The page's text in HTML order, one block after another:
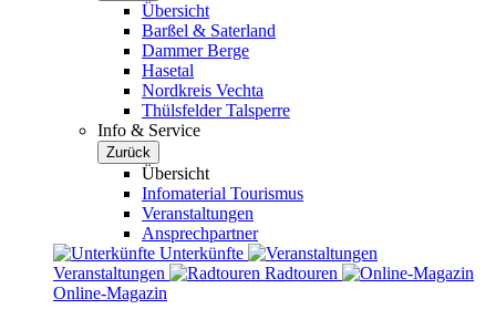
Übersicht
Barßel & Saterland
Dammer Berge
Hasetal
Nordkreis Vechta
Thülsfelder Talsperre
Info & Service
Zurück
Übersicht
Infomaterial Tourismus
Veranstaltungen
Ansprechpartner
Unterkünfte
Veranstaltungen
Radtouren
Online-Magazin